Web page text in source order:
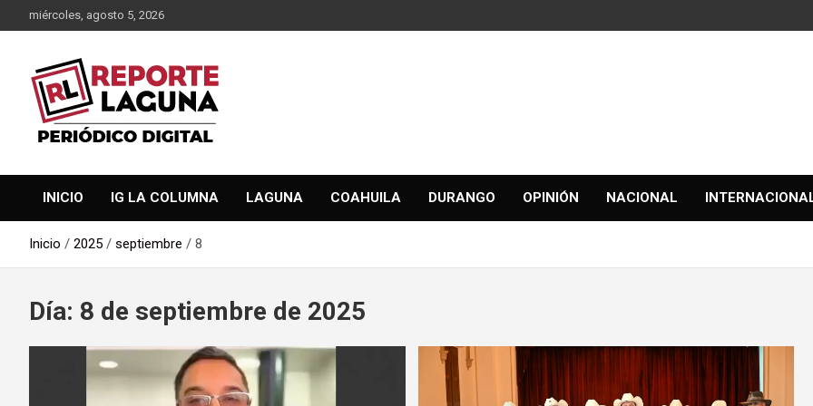
al
miércoles, agosto 5, 2026
Reporte Laguna
INICIO IG LA COLUMNA LAGUNA COAHUILA DURANGO OPINIÓN NACIONAL
Inicio 2025 septiembre 8
Día: 8 de septiembre de 2025